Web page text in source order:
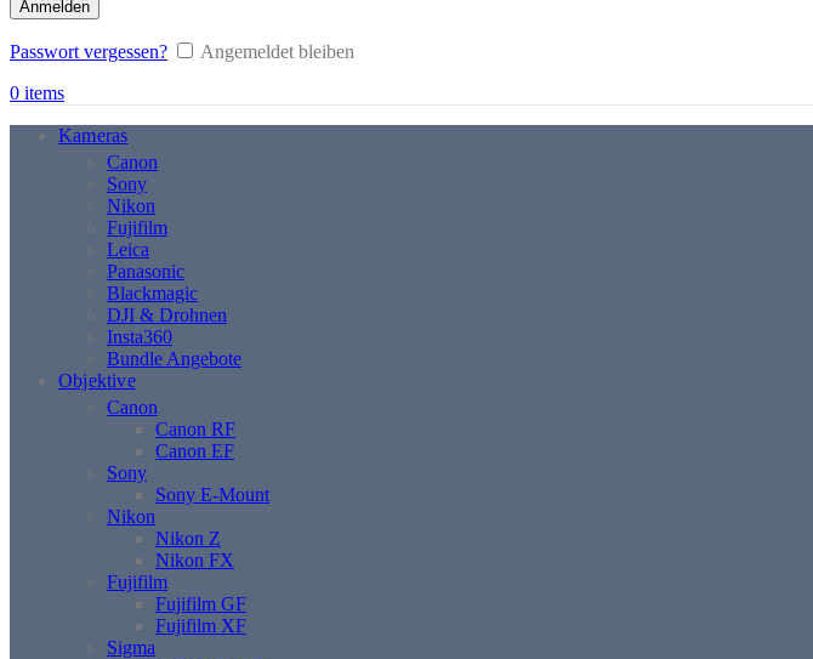
Anmelden
Passwort vergessen?
Angemeldet bleiben
0 items
Kameras
Canon
Sony
Nikon
Fujifilm
Leica
Panasonic
Blackmagic
DJI & Drohnen
Insta360
Bundle Angebote
Objektive
Canon
Canon RF
Canon EF
Sony
Sony E-Mount
Nikon
Nikon Z
Nikon FX
Fujifilm
Fujifilm GF
Fujifilm XF
Sigma